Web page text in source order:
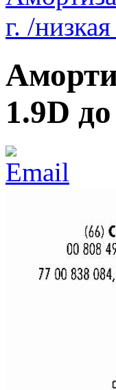
г. /
1.9D